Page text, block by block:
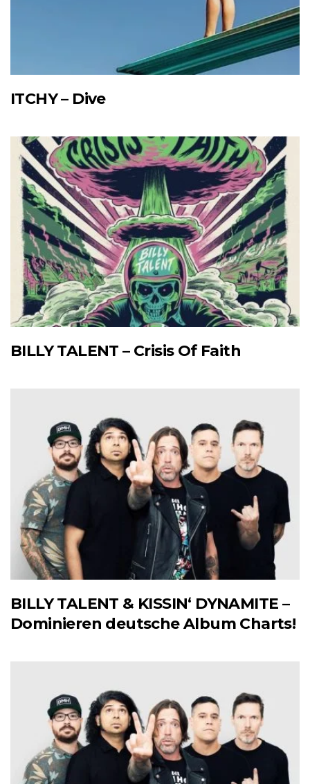
ITCHY – Dive
BILLY TALENT – Crisis Of Faith
BILLY TALENT & KISSIN‘ DYNAMITE –
Dominieren deutsche Album Charts!